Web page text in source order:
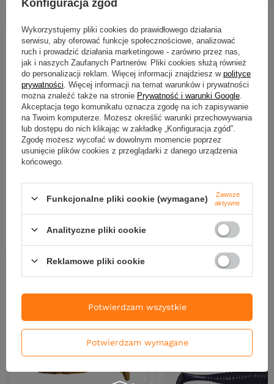
CHWILOWO NIEDOSTĘPNY
Haki Mustad Classic Sport
Limerick 264 #10 10szt.
5,39 zł
Kup za: 177.87PKTpunktów
Ilość produktówDO KOSZYKA
Nowości
Konfiguracja zgód
Wykorzystujemy pliki cookies do prawidłowego działania
serwisu, aby oferować funkcje społecznościowe, analizować
ruch i prowadzić działania marketingowe - zarówno przez nas,
jak i naszych Zaufanych Partnerów. Pliki cookies służą również
do personalizacji reklam. Więcej informacji znajdziesz w polityce
prywatności . Więcej informacji na temat warunków i prywatności
można znaleźć także na stronie Prywatność i warunki Google
Akceptacja tego komunikatu oznacza zgodę na ich zapisywanie
na Twoim komputerze. Możesz określić warunki przechowywania
lub dostępu do nich klikając w zakładkę „Konfiguracja zgód”.
Zgodę możesz wycofać w dowolnym momencie poprzez
usunięcie plików cookies z przeglądarki z danego urządzenia
końcowego.
Funkcjonalne pliki cookie (wymagane)
Zawsze
aktywne
Analityczne pliki cookie
Reklamowe pliki cookie
Potwierdzam wymagane
Potwierdzam wszystkie